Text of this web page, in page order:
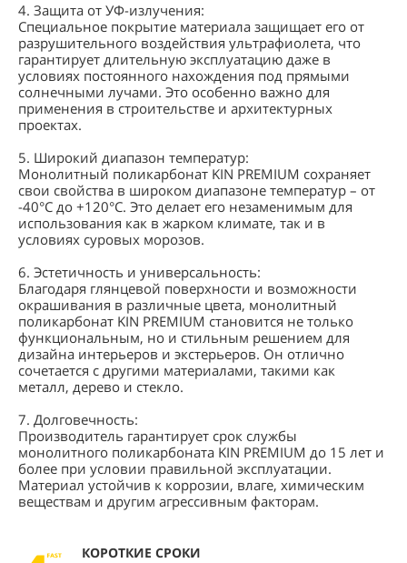
4. Защита от УФ-излучения:
Специальное покрытие материала защищает его от
разрушительного воздействия ультрафиолета, что
гарантирует длительную эксплуатацию даже в
условиях постоянного нахождения под прямыми
солнечными лучами. Это особенно важно для
применения в строительстве и архитектурных
проектах.
5. Широкий диапазон температур:
Монолитный поликарбонат KIN PREMIUM сохраняет
свои свойства в широком диапазоне температур – от
-40°C до +120°C. Это делает его незаменимым для
использования как в жарком климате, так и в
условиях суровых морозов.
6. Эстетичность и универсальность:
Благодаря глянцевой поверхности и возможности
окрашивания в различные цвета, монолитный
поликарбонат KIN PREMIUM становится не только
функциональным, но и стильным решением для
дизайна интерьеров и экстерьеров. Он отлично
сочетается с другими материалами, такими как
металл, дерево и стекло.
7. Долговечность:
Производитель гарантирует срок службы
монолитного поликарбоната KIN PREMIUM до 15 лет и
более при условии правильной эксплуатации.
Материал устойчив к коррозии, влаге, химическим
веществам и другим агрессивным факторам.
КОРОТКИЕ СРОКИ